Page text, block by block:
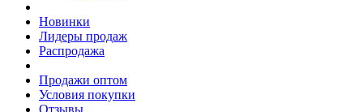
Новинки
Лидеры продаж
Распродажа
Продажи оптом
Условия покупки
Отзывы